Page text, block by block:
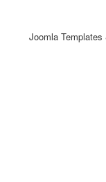
Joomla